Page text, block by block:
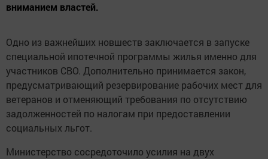
вниманием властей.
Одно из важнейших новшеств заключается в запуске
специальной ипотечной программы жилья именно для
участников СВО. Дополнительно принимается закон,
предусматривающий резервирование рабочих мест для
ветеранов и отменяющий требования по отсутствию
задолженностей по налогам при предоставлении
социальных льгот.
Министерство сосредоточило усилия на двух